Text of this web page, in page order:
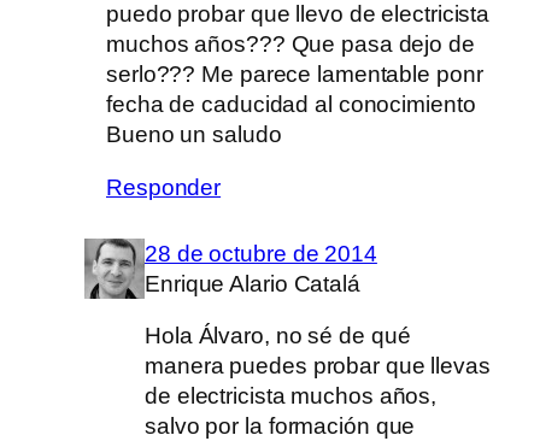
puedo probar que llevo de electricista
muchos años??? Que pasa dejo de
serlo??? Me parece lamentable ponr
fecha de caducidad al conocimiento
Bueno un saludo
Responder
28 de octubre de 2014
Enrique Alario Catalá
Hola Álvaro, no sé de qué
manera puedes probar que llevas
de electricista muchos años,
salvo por la formación que